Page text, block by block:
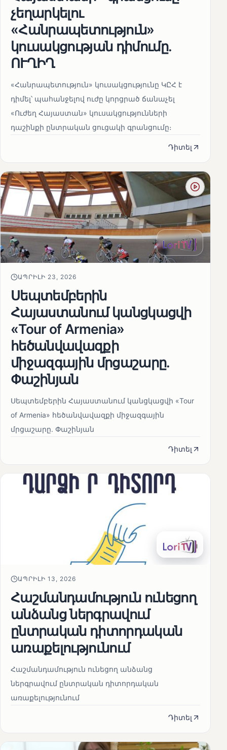
չեղարկելու
«Հանրապետություն»
կուսակցության դիմումը.
ՈՒՂԻՂ
«Հանրապետություն» կուսակցությունը ԿԸՀ է
դիմել՝ պահանջելով ուժը կորցրած ճանաչել
«Ուժեղ Հայաստան» կուսակցությունների
դաշինքի ընտրական ցուցակի գրանցումը։
Դիտել
ԱՊՐԻԼԻ 23, 2026
Սեպտեմբերին
Հայաստանում կանցկացվի
«Tour of Armenia»
հեծանվավազքի
միջազգային մրցաշարը.
Փաշինյան
Սեպտեմբերին Հայաստանում կանցկացվի «Tour
of Armenia» հեծանվավազքի միջազգային
մրցաշարը. Փաշինյան
Դիտել
ԱՊՐԻԼԻ 13, 2026
Հաշմանդամություն ունեցող
անձանց ներգրավում
ընտրական դիտորդական
առաքելությունում
Հաշմանդամություն ունեցող անձանց
ներգրավում ընտրական դիտորդական
առաքելությունում
Դիտել